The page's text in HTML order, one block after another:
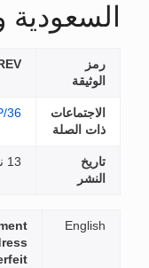
السعودية
رمز
الوثيقة
الاجتماعات
ذات الصلة
36
تاريخ
النشر
13 نوفمبر 2025
English